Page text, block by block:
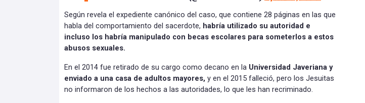
Según revela el expediente canónico del caso, que contiene 28 páginas en las que
habla del comportamiento del sacerdote, habría utilizado su autoridad e
incluso los habría manipulado con becas escolares para someterlos a estos
abusos sexuales.
En el 2014 fue retirado de su cargo como decano en la Universidad Javeriana y
enviado a una casa de adultos mayores, y en el 2015 falleció, pero los Jesuitas
no informaron de los hechos a las autoridades, lo que les han recriminado.